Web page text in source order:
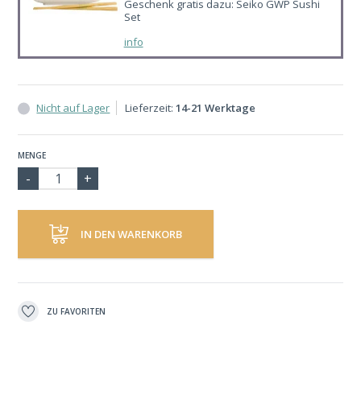
Geschenk gratis dazu: Seiko GWP Sushi
Set
info
Nicht auf Lager Lieferzeit:14-21 Werktage
MENGE
IN DEN WARENKORB
ZU FAVORITEN